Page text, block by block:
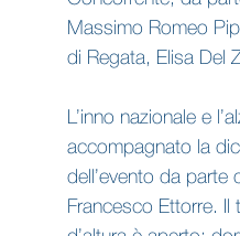
Massimo Romeo
di Regata, Elisa Del
L’inno nazionale e
accompagnato la
dell’evento da parte
Francesco Ettorre. Il